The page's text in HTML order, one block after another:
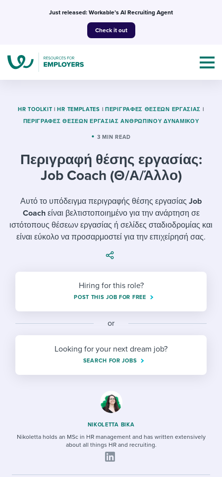
Just released: Workable’s AI Recruiting Agent
Check it out
Topics
Mobilizing AI in my work
Evaluating candidates
Working together with others
Maintaining hiring pipelines
Developing & retaining people
Ensuring compliance
Finding and attracting people
Establishing an employer brand
Candidate/employee experiences
Templates & Guides
I WANT...
Job description templates
Policy templates
Onboarding checklists
Step-by-step tutorials
Free ebooks & reports
HR terms
I’m a jobseeker
I WANT TO LEARN ABOUT...
Pay & benefits
Career development
Modern working life
Overall career resources
Attend webinars & events
Workable customer stories
Explore Workable
Request a demo
Start a free trial
HR TOOLKIT | HR TEMPLATES | ΠΕΡΙΓΡΑΦΈΣ ΘΈΣΕΩΝ ΕΡΓΑΣΊΑΣ |
ΠΕΡΙΓΡΑΦΈΣ ΘΈΣΕΩΝ ΕΡΓΑΣΊΑΣ ΑΝΘΡΏΠΙΝΟΥ ΔΥΝΑΜΙΚΟΎ
3 MIN READ
Περιγραφή θέσης εργασίας:
Job Coach (Θ/Α/Άλλο)
Αυτό το υπόδειγμα περιγραφής θέσης εργασίας Job
Coach είναι βελτιστοποιημένο για την ανάρτηση σε
ιστότοπους θέσεων εργασίας ή σελίδες σταδιοδρομίας και
είναι εύκολο να προσαρμοστεί για την επιχείρησή σας.
Hiring for this role?
POST THIS JOB FOR FREE
or
Looking for your next dream job?
SEARCH FOR JOBS
NIKOLETTA BIKA
Nikoletta holds an MSc in HR management and has written extensively
about all things HR and recruiting.